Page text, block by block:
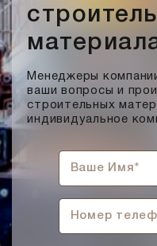
Менеджеры
ваши вопросы и
строительных
индивидуальное